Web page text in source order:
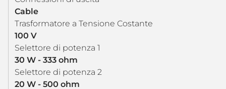
Cable
Trasformatore a Tensione Costante
100 V
Selettore di potenza 1
30 W - 333 ohm
Selettore di potenza 2
20 W - 500 ohm